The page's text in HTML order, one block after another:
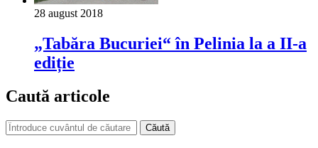
28 august 2018
„Tabăra Bucuriei“ în Pelinia la a II-a
ediție
Caută articole
Căută